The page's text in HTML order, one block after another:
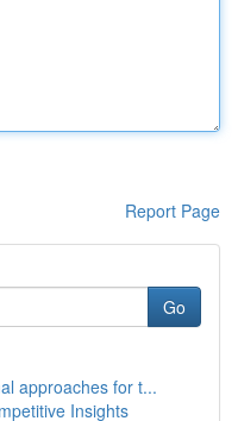
Report Page
Go
approaches for t...
Insights